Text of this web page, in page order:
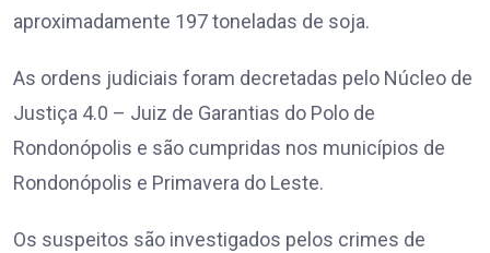
aproximadamente 197 toneladas de soja.
As ordens judiciais foram decretadas pelo Núcleo de
Justiça 4.0 – Juiz de Garantias do Polo de
Rondonópolis e são cumpridas nos municípios de
Rondonópolis e Primavera do Leste.
Os suspeitos são investigados pelos crimes de